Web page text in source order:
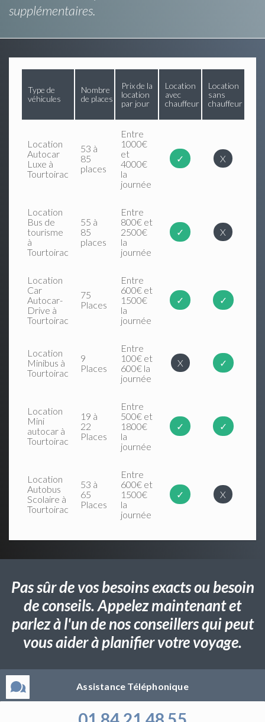
supplémentaires.
Type de
véhicules
Nombre
de places
Prix de la
location
par jour
Location
avec
chauffeur
Location
sans
chauffeur
Location
Autocar
Luxe à
Tourtoirac
53 à
85
places
Entre
1000€
et
4000€
la
journée
✓ X
Location
Bus de
tourisme
à
Tourtoirac
55 à
85
places
Entre
800€ et
2500€
la
journée
✓ X
Location
Car
Autocar-
Drive à
Tourtoirac
75
Places
Entre
600€ et
1500€
la
journée
✓ ✓
Location
Minibus à
Tourtoirac
9
Places
Entre
100€ et
600€ la
journée
X ✓
Location
Mini
autocar à
Tourtoirac
19 à
22
Places
Entre
500€ et
1800€
la
journée
✓ ✓
Location
Autobus
Scolaire à
Tourtoirac
53 à
65
Places
Entre
600€ et
1500€
la
journée
✓ X
Pas sûr de vos besoins exacts ou besoin
de conseils. Appelez maintenant et
parlez à l'un de nos conseillers qui peut
vous aider à planifier votre voyage.
Assistance Téléphonique